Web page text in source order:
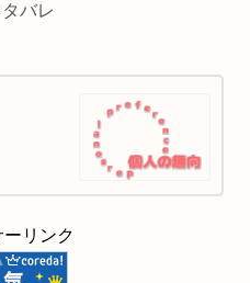
バレ
リンク